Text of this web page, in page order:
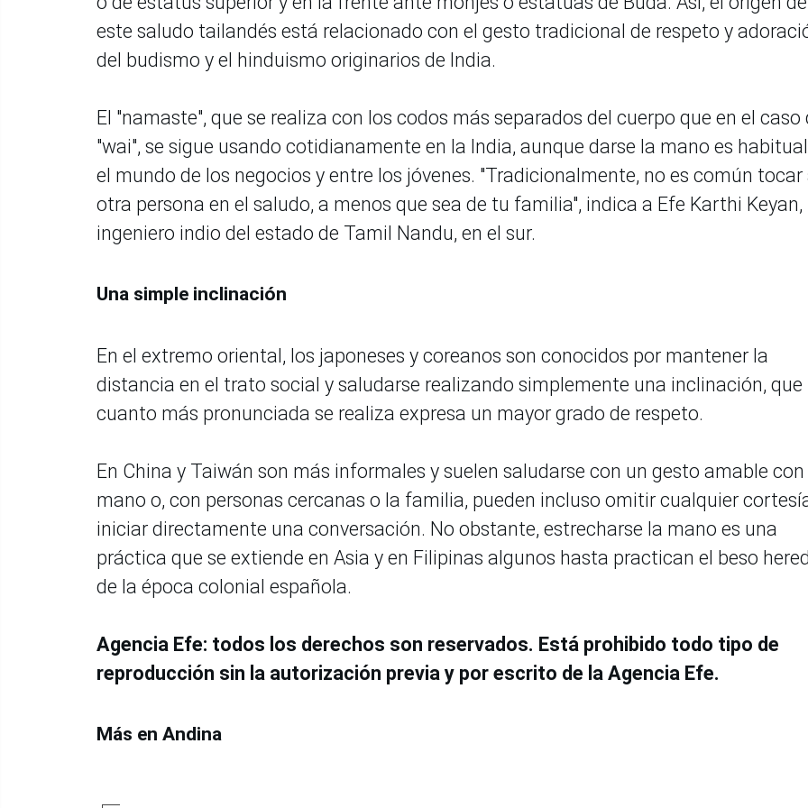
este saludo tailandés está relacionado con el gesto tradicional de respeto y
del budismo y el hinduismo originarios de India.
El "namaste", que se realiza con los codos más separados del cuerpo que en el caso
"wai", se sigue usando cotidianamente en la India, aunque darse la mano es
el mundo de los negocios y entre los jóvenes. "Tradicionalmente, no es común tocar
otra persona en el saludo, a menos que sea de tu familia", indica a Efe Karthi Keyan,
ingeniero indio del estado de Tamil Nandu, en el sur.
Una simple inclinación
En el extremo oriental, los japoneses y coreanos son conocidos por mantener la
distancia en el trato social y saludarse realizando simplemente una inclinación, que
cuanto más pronunciada se realiza expresa un mayor grado de respeto.
En China y Taiwán son más informales y suelen saludarse con un gesto amable
mano o, con personas cercanas o la familia, pueden incluso omitir cualquier
iniciar directamente una conversación. No obstante, estrecharse la mano es una
práctica que se extiende en Asia y en Filipinas algunos hasta practican el beso
de la época colonial española.
Agencia Efe: todos los derechos son reservados. Está prohibido todo tipo de
reproducción sin la autorización previa y por escrito de la Agencia Efe.
Más en Andina